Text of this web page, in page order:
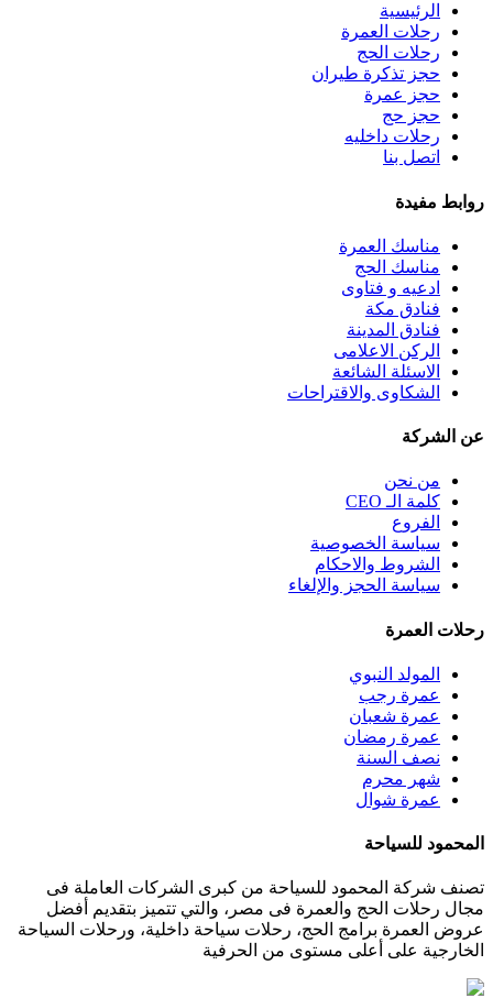
الرئيسية
رحلات العمرة
رحلات الحج
حجز تذكرة طيران
حجز عمرة
حجز حج
رحلات داخليه
اتصل بنا
روابط مفيدة
مناسك العمرة
مناسك الحج
ادعيه و فتاوى
فنادق مكة
فنادق المدينة
الركن الاعلامى
الاسئلة الشائعة
الشكاوى والاقتراحات
عن الشركة
من نحن
كلمة الـ CEO
الفروع
سياسة الخصوصية
الشروط والاحكام
سياسة الحجز والإلغاء
رحلات العمرة
المولد النبوي
عمرة رجب
عمرة شعبان
عمرة رمضان
نصف السنة
شهر محرم
عمرة شوال
المحمود للسياحة
تصنف شركة المحمود للسياحة من كبرى الشركات العاملة فى
مجال رحلات الحج والعمرة فى مصر، والتي تتميز بتقديم أفضل
عروض العمرة برامج الحج، رحلات سياحة داخلية، ورحلات السياحة
الخارجية على أعلى مستوى من الحرفية